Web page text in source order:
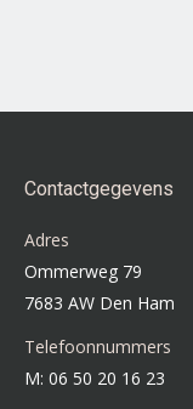
Contactgegevens
Adres
Ommerweg 79
7683 AW Den Ham
Telefoonnummers
M: 06 50 20 16 23